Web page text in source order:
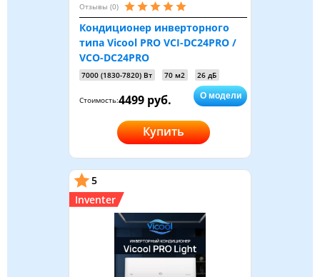
Отзывы (0)
Кондиционер инверторного
типа Vicool PRO VCI-DC24PRO /
VCO-DC24PRO
7000 (1830-7820) Вт 70 м2 26 дБ
Стоимость:4499 руб. О модели
Купить
5
Inventer